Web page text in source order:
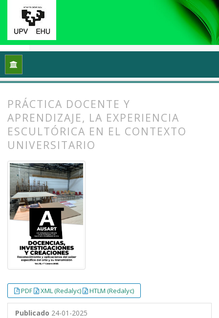
Inicio
PRÁCTICA DOCENTE Y
APRENDIZAJE, LA EXPERIENCIA
ESCULTÓRICA EN EL CONTEXTO
UNIVERSITARIO
PDF XML (Redalyc) HTLM (Redalyc)
Publicado 24-01-2025